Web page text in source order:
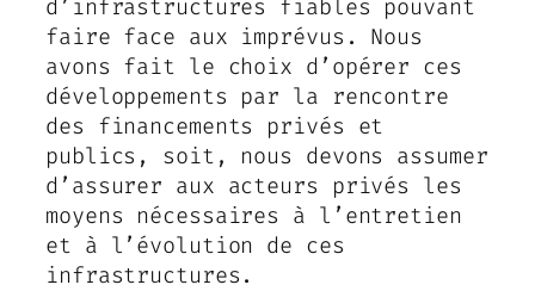
d’infrastructures fiables pouvant
faire face aux imprévus. Nous
avons fait le choix d’opérer ces
développements par la rencontre
des financements privés et
publics, soit, nous devons assumer
d’assurer aux acteurs privés les
moyens nécessaires à l’entretien
et à l’évolution de ces
infrastructures.